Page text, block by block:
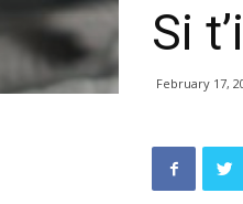
Si
February 17,